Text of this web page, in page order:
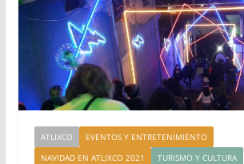
ATLIXCO
EVENTOS Y ENTRETENIMIENTO
NAVIDAD EN ATLIXCO 2021
TURISMO Y CULTURA